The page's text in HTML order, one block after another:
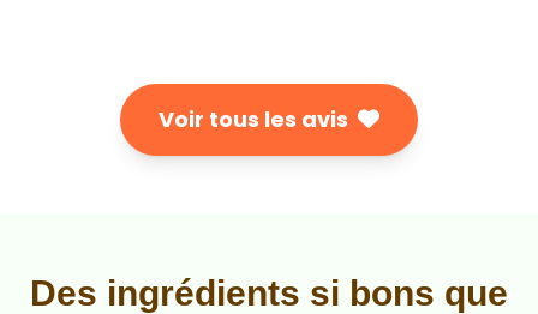
Voir tous les avis
Des ingrédients si bons que